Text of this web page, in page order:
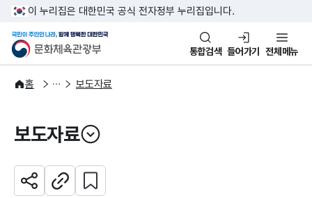
본문 바로가기
주메뉴 바로가기
이 누리집은 대한민국 공식 전자정부 누리집입니다.
문화체육관광부
국민이 주인인 나라, 함께 행복
통합검색 들어가기 전체메뉴
홈
알림·소식
보도·뉴스 보도자료
보도자료
열기
공유하기주소복사
관심 콘텐츠 설정하기